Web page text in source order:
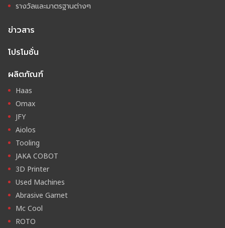
รางวัลและมาตรฐานต่างๆ
ข่าวสาร
โปรโมชั่น
ผลิตภัณฑ์
Haas
Omax
JFY
Aiolos
Tooling
JAKA COBOT
3D Printer
Used Machines
Abrasive Garnet
Mc Cool
ROTO